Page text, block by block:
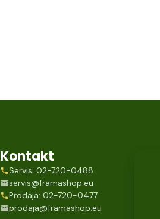
Kontakt
Servis: 02-720-0488
servis@framashop.eu
Prodaja: 02-720-0477
prodaja@framashop.eu